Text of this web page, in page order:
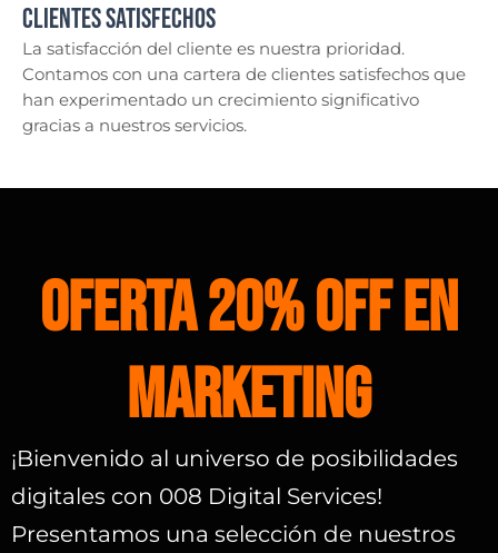
Clientes Satisfechos
La satisfacción del cliente es nuestra prioridad.
Contamos con una cartera de clientes satisfechos que
han experimentado un crecimiento significativo
gracias a nuestros servicios.
OFERTA 20% OFF EN
MARKETING
¡Bienvenido al universo de posibilidades
digitales con 008 Digital Services!
Presentamos una selección de nuestros